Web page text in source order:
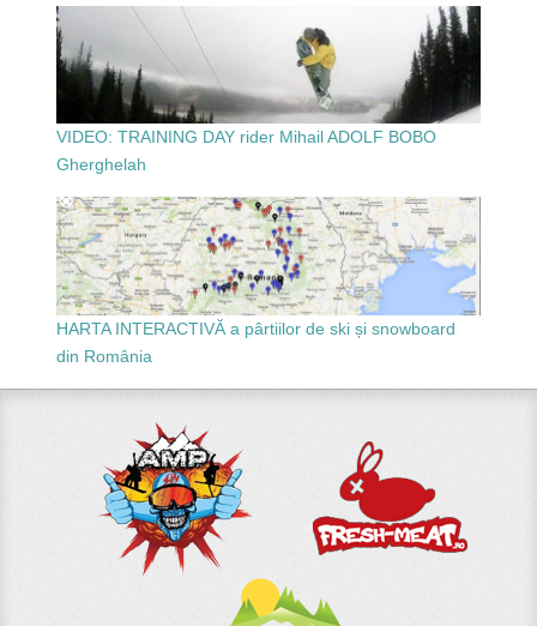
VIDEO: TRAINING DAY rider Mihail ADOLF BOBO
Gherghelah
HARTA INTERACTIVĂ a pârtiilor de ski și snowboard
din România